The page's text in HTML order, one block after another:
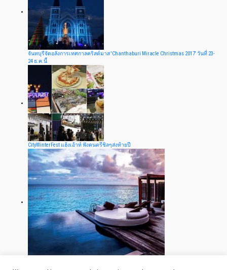
จันทบุรีจัดอลังการเทศกาลคริสต์มาส 'Chanthaburi Miracle Christmas 2017' วันที่ 23-
24 ธ.ค.นี้
CityWinterFest แฮ้งเอ้าท์ ฟังดนตรีชิลๆส่งท้ายปี